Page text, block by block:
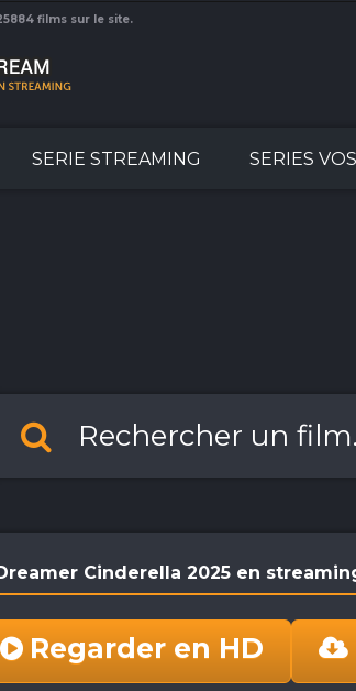
films sur le site.
SERIE STREAMING SERIES
Cinderella 2025 en
Regarder en HD